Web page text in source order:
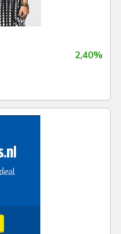
2,40%